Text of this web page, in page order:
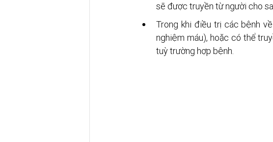
sẽ được truyền từ người cho
Trong khi điều trị các bệnh
nghiệm máu), hoặc có thể
tuỳ trường hợp bệnh.